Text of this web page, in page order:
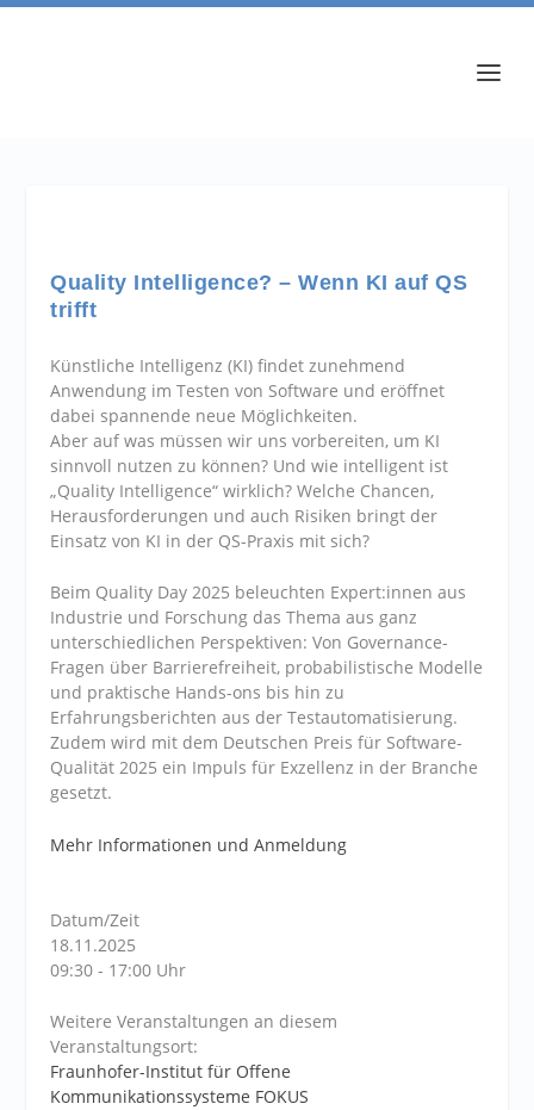
Quality Intelligence? – Wenn KI auf QS
trifft
Künstliche Intelligenz (KI) findet zunehmend
Anwendung im Testen von Software und eröffnet
dabei spannende neue Möglichkeiten.
Aber auf was müssen wir uns vorbereiten, um KI
sinnvoll nutzen zu können? Und wie intelligent ist
„Quality Intelligence“ wirklich? Welche Chancen,
Herausforderungen und auch Risiken bringt der
Einsatz von KI in der QS-Praxis mit sich?
Beim Quality Day 2025 beleuchten Expert:innen aus
Industrie und Forschung das Thema aus ganz
unterschiedlichen Perspektiven: Von Governance-
Fragen über Barrierefreiheit, probabilistische Modelle
und praktische Hands-ons bis hin zu
Erfahrungsberichten aus der Testautomatisierung.
Zudem wird mit dem Deutschen Preis für Software-
Qualität 2025 ein Impuls für Exzellenz in der Branche
gesetzt.
Mehr Informationen und Anmeldung
Datum/Zeit
18.11.2025
09:30 - 17:00 Uhr
Weitere Veranstaltungen an diesem
Veranstaltungsort:
Fraunhofer-Institut für Offene
Kommunikationssysteme FOKUS